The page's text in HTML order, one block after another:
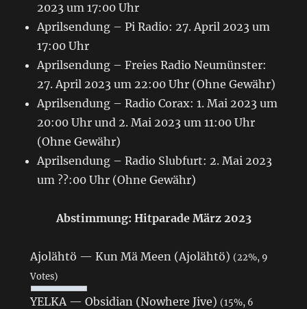
2023 um 17:00 Uhr
Aprilsendung – Pi Radio: 27. April 2023 um
17:00 Uhr
Aprilsendung – Freies Radio Neumünster:
27. April 2023 um 22:00 Uhr (Ohne Gewähr)
Aprilsendung – Radio Corax: 1. Mai 2023 um
20:00 Uhr und 2. Mai 2023 um 11:00 Uhr
(Ohne Gewähr)
Aprilsendung – Radio Slubfurt: 2. Mai 2023
um ??:00 Uhr (Ohne Gewähr)
Abstimmung: Hitparade März 2023
Ajolähtö — Kun Mä Meen (Ajolähtö) (22%, 9
Votes)
YELKA — Obsidian (Nowhere Jive) (15%, 6